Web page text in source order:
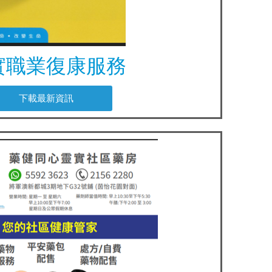
職業復康服務
下載最新資訊